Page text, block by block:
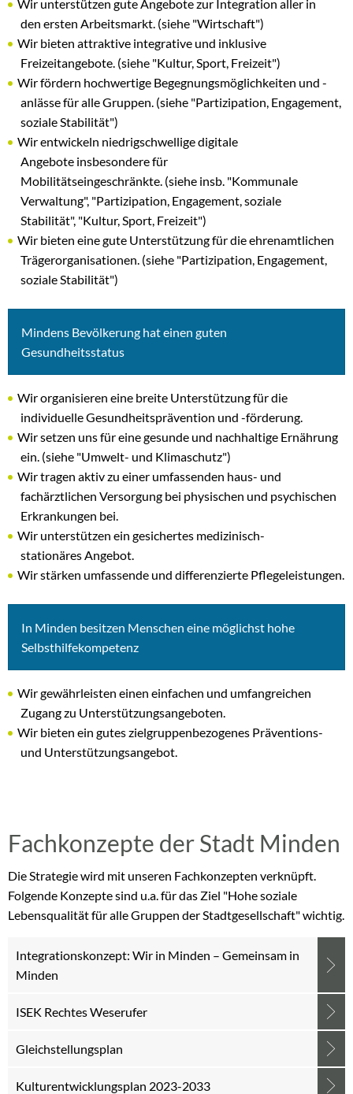
Wir unterstützen gute Angebote zur Integration aller in
den ersten Arbeitsmarkt. (siehe "Wirtschaft")
Wir bieten attraktive integrative und inklusive
Freizeitangebote. (siehe "Kultur, Sport, Freizeit")
Wir fördern hochwertige Begegnungsmöglichkeiten und -
anlässe für alle Gruppen. (siehe "Partizipation, Engagement,
soziale Stabilität")
Wir entwickeln niedrigschwellige digitale
Angebote insbesondere für
Mobilitätseingeschränkte. (siehe insb. "Kommunale
Verwaltung", "Partizipation, Engagement, soziale
Stabilität", "Kultur, Sport, Freizeit")
Wir bieten eine gute Unterstützung für die ehrenamtlichen
Trägerorganisationen. (siehe "Partizipation, Engagement,
soziale Stabilität")
Mindens Bevölkerung hat einen guten
Gesundheitsstatus
Wir organisieren eine breite Unterstützung für die
individuelle Gesundheitsprävention und -förderung.
Wir setzen uns für eine gesunde und nachhaltige Ernährung
ein. (siehe "Umwelt- und Klimaschutz")
Wir tragen aktiv zu einer umfassenden haus- und
fachärztlichen Versorgung bei physischen und psychischen
Erkrankungen bei.
Wir unterstützen ein gesichertes medizinisch-
stationäres Angebot.
Wir stärken umfassende und differenzierte Pflegeleistungen.
In Minden besitzen Menschen eine möglichst hohe
Selbsthilfekompetenz
Wir gewährleisten einen einfachen und umfangreichen
Zugang zu Unterstützungsangeboten.
Wir bieten ein gutes zielgruppenbezogenes Präventions-
und Unterstützungsangebot.
Fachkonzepte der Stadt Minden
Die Strategie wird mit unseren Fachkonzepten verknüpft.
Folgende Konzepte sind u.a. für das Ziel "Hohe soziale
Lebensqualität für alle Gruppen der Stadtgesellschaft" wichtig.
Integrationskonzept: Wir in Minden – Gemeinsam in
Minden
ISEK Rechtes Weserufer
Gleichstellungsplan
Kulturentwicklungsplan 2023-2033